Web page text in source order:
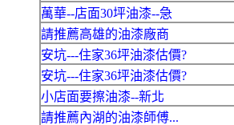
萬華--店面30坪油漆--急
請推薦高雄的油漆廠商
安坑---住家36坪油漆估價?
安坑---住家36坪油漆估價?
小店面要擦油漆--新北
請推薦內湖的油漆師傅...